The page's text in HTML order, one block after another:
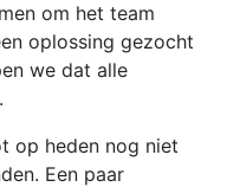
om het team
oplossing gezocht
we dat alle
op heden nog niet
Een paar